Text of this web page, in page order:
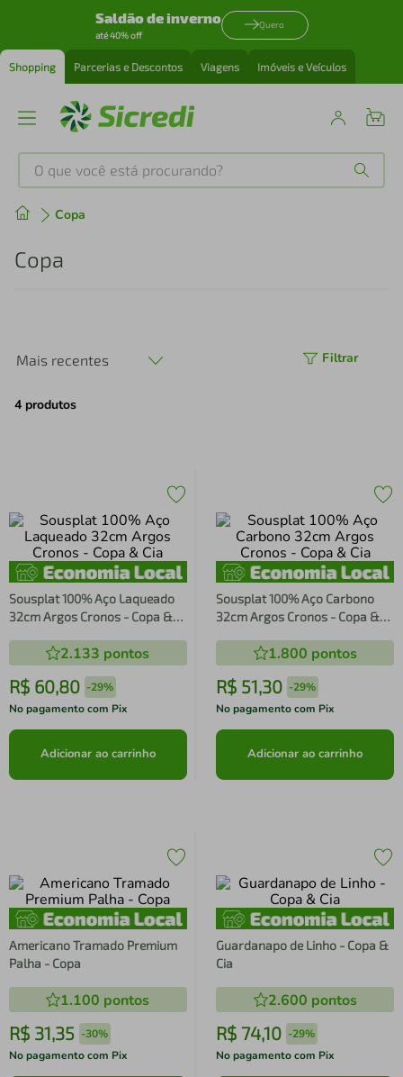
Saldão de inverno
até 40% off
Quero
Shopping Parcerias e Descontos Viagens Imóveis e Veículos
O que você está procurando?
Copa
Copa
Mais recentes Filtrar
4 produtos
Sousplat 100% Aço Laqueado
32cm Argos Cronos - Copa &
2.133 pontos
R$ 60,80 -29%
No pagamento com Pix
Adicionar ao carrinho
Sousplat 100% Aço Carbono
32cm Argos Cronos - Copa &
1.800 pontos
R$ 51,30 -29%
No pagamento com Pix
Adicionar ao carrinho
Americano Tramado Premium
Palha - Copa
1.100 pontos
R$ 31,35 -30%
No pagamento com Pix
Guardanapo de Linho - Copa &
Cia
2.600 pontos
R$ 74,10 -29%
No pagamento com Pix
Produtos mais buscados
perfume
4º air fryer